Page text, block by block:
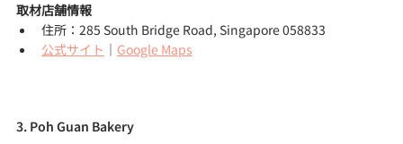
取材店舗情報
住所：285 South Bridge Road, Singapore 058833
公式サイト ｜ Google Maps
3. Poh Guan Bakery